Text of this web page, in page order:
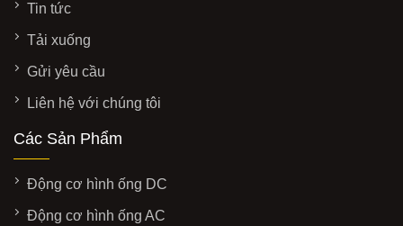
Tin tức
Tải xuống
Gửi yêu cầu
Liên hệ với chúng tôi
Các Sản Phẩm
Động cơ hình ống DC
Động cơ hình ống AC